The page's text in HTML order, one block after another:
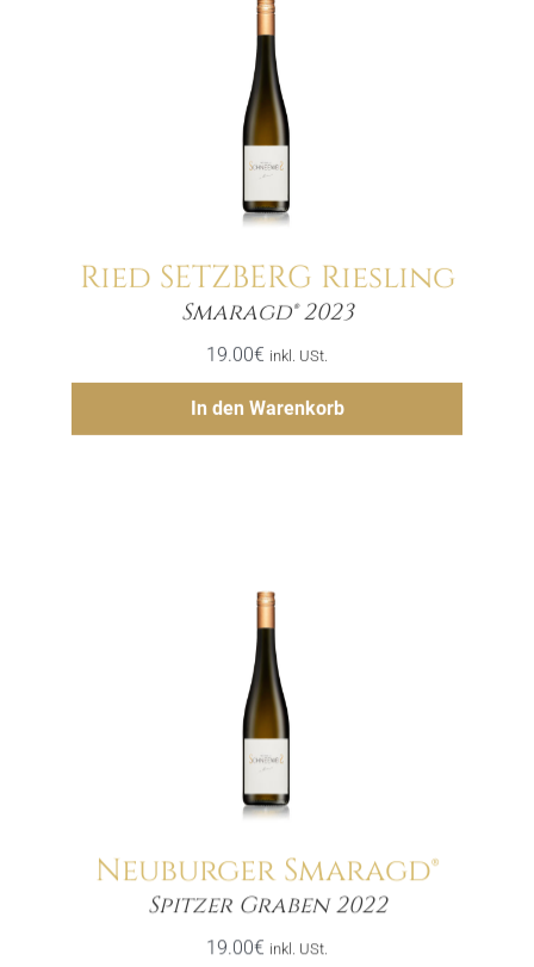
Ried SETZBERG Riesling
Smaragd® 2023
19.00€ inkl. USt.
In den Warenkorb
Menge
Hinzufügen
Neuburger Smaragd®
Spitzer Graben 2022
19.00€ inkl. USt.
Menge